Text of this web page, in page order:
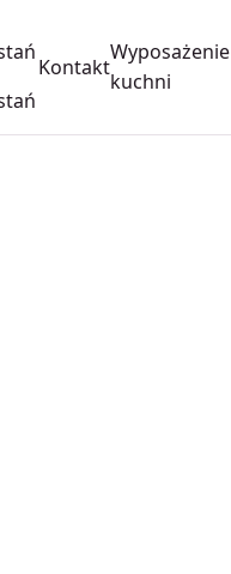
Kontakt
Wyposażenie
kuchni